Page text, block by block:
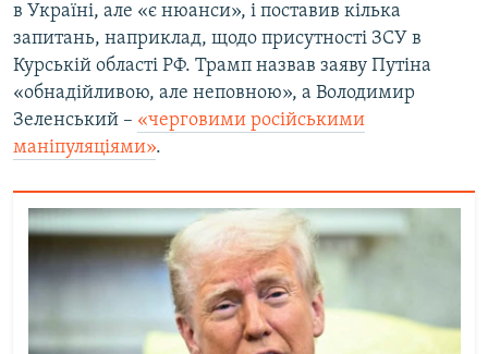
в Україні, але «є нюанси», і поставив кілька
запитань, наприклад, щодо присутності ЗСУ в
Курській області РФ. Трамп назвав заяву Путіна
«обнадійливою, але неповною», а Володимир
Зеленський – «черговими російськими
маніпуляціями».